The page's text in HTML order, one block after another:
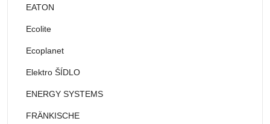
EATON
Ecolite
Ecoplanet
Elektro ŠÍDLO
ENERGY SYSTEMS
FRÄNKISCHE